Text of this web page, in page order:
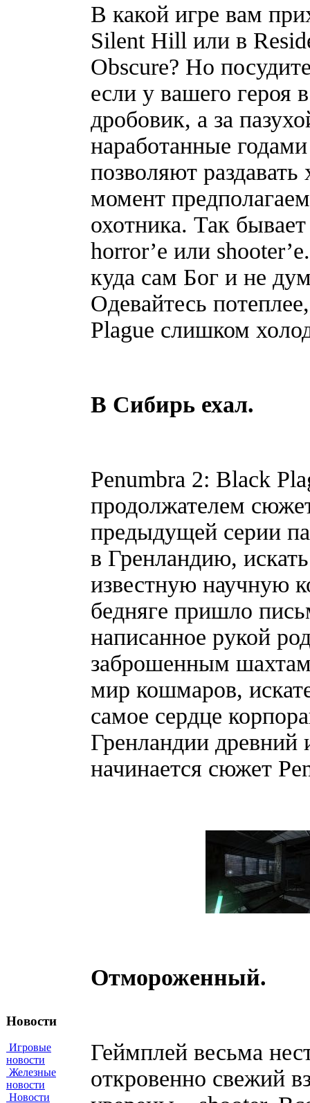
Новости
Игровые
новости
Железные
новости
Новости
В какой игре вам
Silent Hill или в
Obscure? Но
если у вашего героя
дробовик, а за
наработанные
позволяют
момент
охотника. Так
horror’е или
куда сам Бог и не
Одевайтесь
Plague слишком
В Сибирь ехал.
Penumbra 2: Black
продолжателем
предыдущей серии
в Гренландию,
известную научную
бедняге пришло
написанное рукой
заброшенным
мир кошмаров,
самое сердце
Гренландии
начинается сюжет
Отмороженный.
Геймплей весьма
откровенно свежий